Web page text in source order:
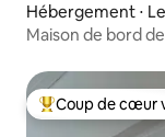
Hébergement ⋅
Maison de bord
Coups de cœur
Coup de cœur